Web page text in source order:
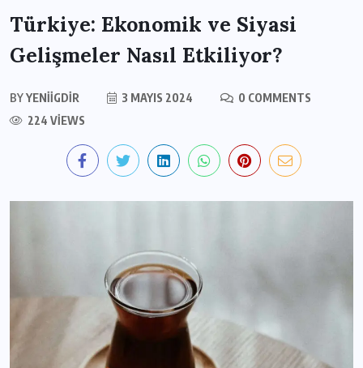
Türkiye: Ekonomik ve Siyasi
Gelişmeler Nasıl Etkiliyor?
BYYENIIGDIR 3 MAYIS 2024
0 COMMENTS
224 VIEWS